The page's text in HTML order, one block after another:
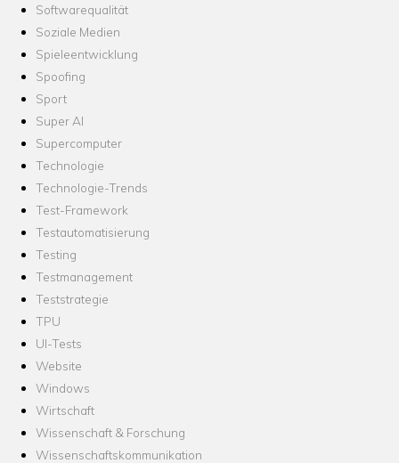
Softwarequalität
Soziale Medien
Spieleentwicklung
Spoofing
Sport
Super AI
Supercomputer
Technologie
Technologie-Trends
Test-Framework
Testautomatisierung
Testing
Testmanagement
Teststrategie
TPU
UI-Tests
Website
Windows
Wirtschaft
Wissenschaft & Forschung
Wissenschaftskommunikation